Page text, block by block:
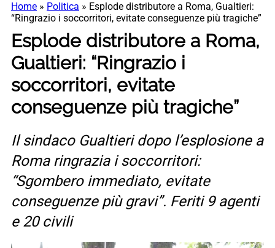
Home » Politica » Esplode distributore a Roma, Gualtieri:
“Ringrazio i soccorritori, evitate conseguenze più tragiche”
Esplode distributore a Roma,
Gualtieri: “Ringrazio i
soccorritori, evitate
conseguenze più tragiche”
Il sindaco Gualtieri dopo l’esplosione a
Roma ringrazia i soccorritori:
“Sgombero immediato, evitate
conseguenze più gravi”. Feriti 9 agenti
e 20 civili